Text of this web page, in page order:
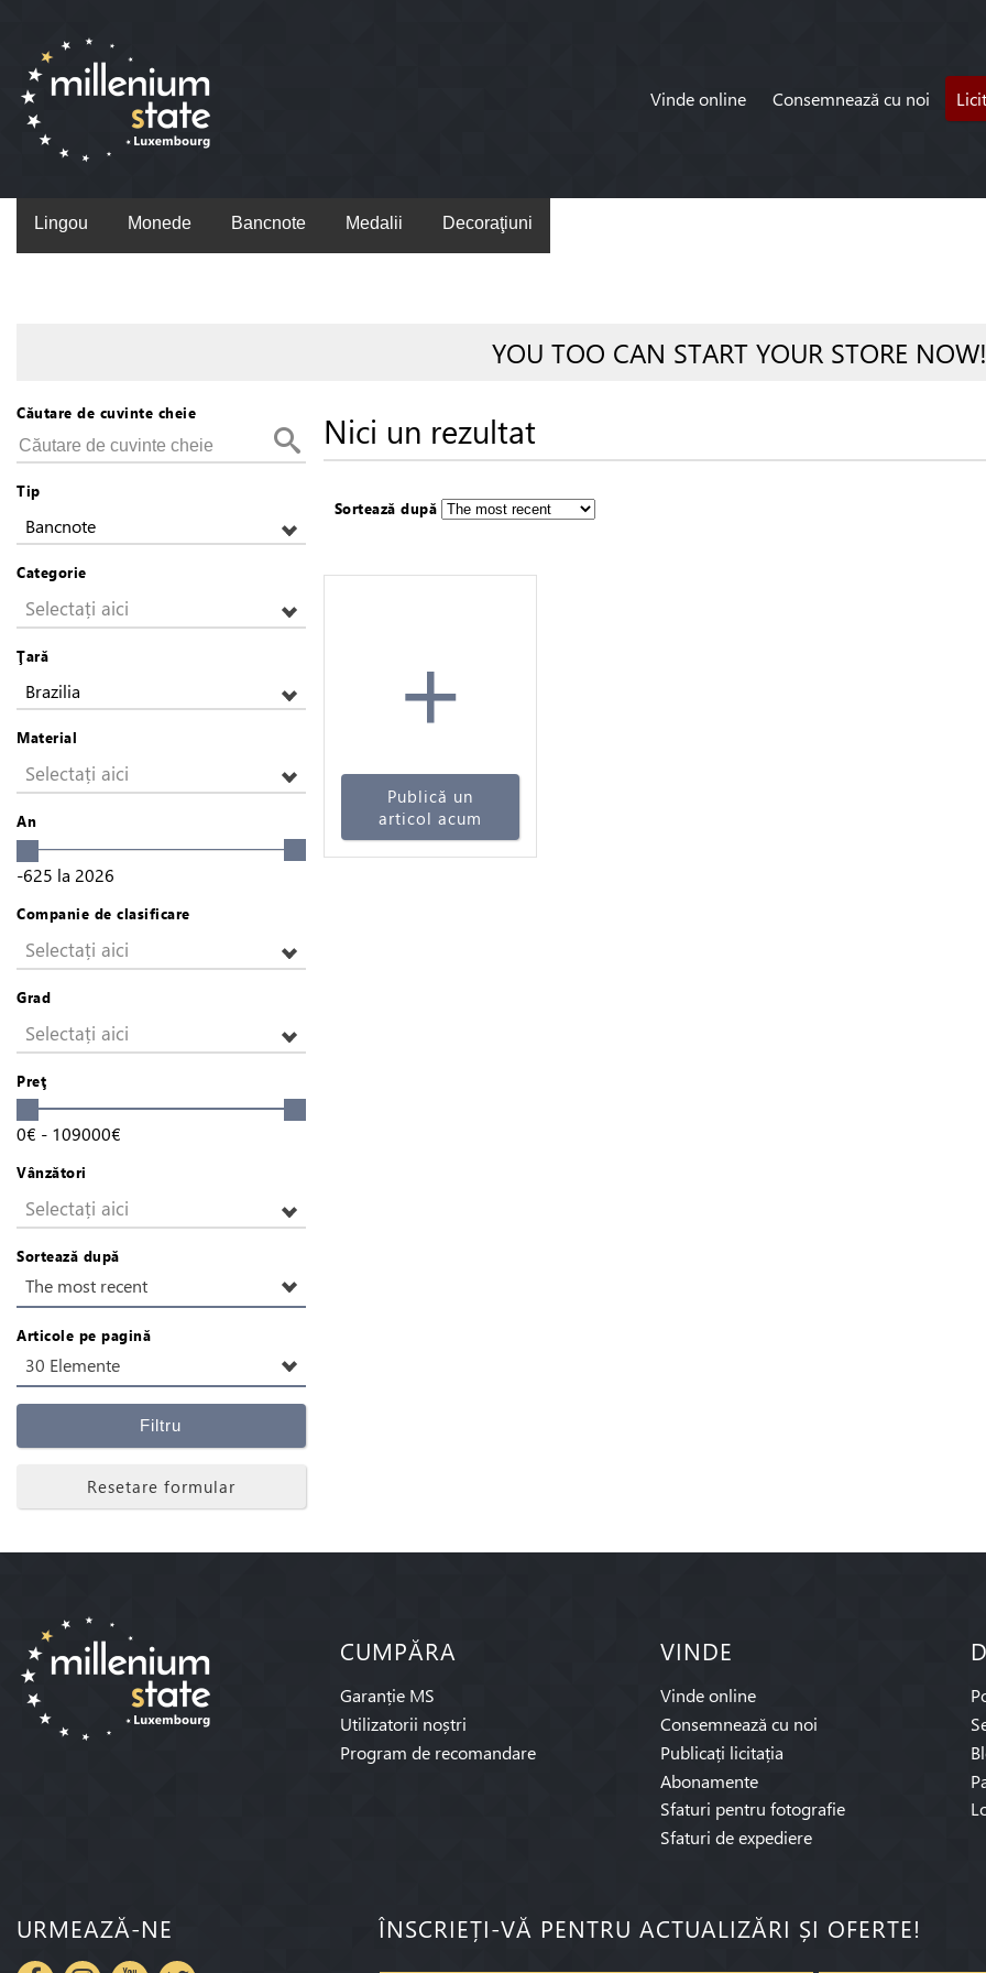
Vinde online Consemnează cu noi
Lingou Monede Bancnote Medalii Decoraţiuni
YOU TOO CAN START YOUR STORE NOW!
Căutare de cuvinte cheie
Tip
Bancnote
Categorie
Selectați aici
Ţară
Brazilia
Material
Selectați aici
An
-625 la 2026
Companie de clasificare
Selectați aici
Grad
Selectați aici
Preţ
0€ - 109000€
Vânzători
Selectați aici
Sortează după
The most recent
Articole pe pagină
30 Elemente
Filtru
Resetare formular
Nici un rezultat
Sortează după
+
Publică un
articol acum
CUMPĂRA
Garanție MS
Utilizatorii noștri
Program de recomandare
VINDE
Vinde online
Consemnează cu noi
Publicați licitația
Abonamente
Sfaturi pentru fotografie
Sfaturi de expediere
URMEAZĂ-NE ÎNSCRIEȚI-VĂ PENTRU ACTUALIZĂRI ȘI OFERTE!